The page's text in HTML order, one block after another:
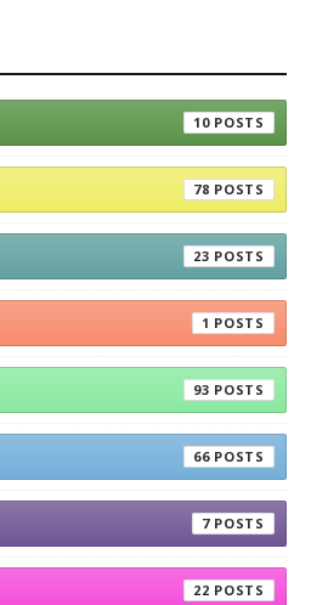
10
78
23
1
93
66
7
22